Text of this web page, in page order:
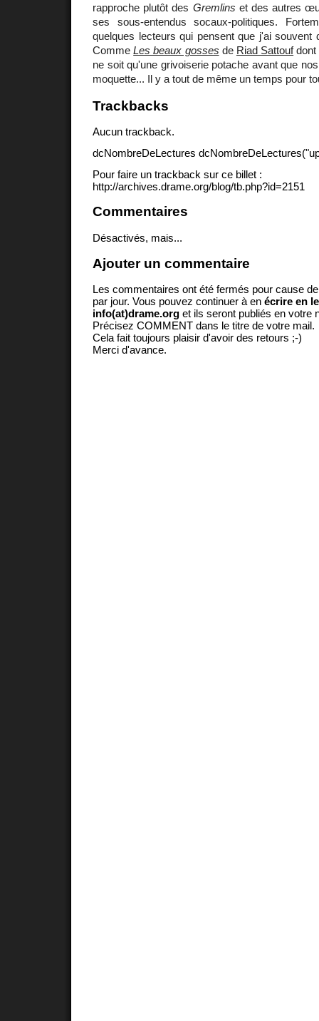
rapproche plutôt des Gremlins et des autres
ses sous-entendus socaux-politiques.
quelques lecteurs qui pensent que j'ai souvent
CommeLes beaux gosses de Riad Sattoufdont
ne soit qu'une grivoiserie potache avant que
moquette... Il y a tout de même un temps pour
Trackbacks
Aucun trackback.
dcNombreDeLectures
Pour faire un trackback sur ce billet :
http://archives.drame.org/blog/tb.php?id=2151
Commentaires
Désactivés, mais...
Ajouter un commentaire
Les commentaires ont été fermés pour cause
par jour. Vous pouvez continuer à en écrire en
info(at)drame.org et ils seront publiés en votre
Précisez COMMENT dans le titre de votre mail.
Cela fait toujours plaisir d'avoir des retours ;-)
Merci d'avance.